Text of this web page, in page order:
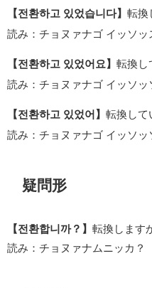
【전환하고 있었습니다】 転換
読み：チョヌァナゴ イッソッ
【전환하고 있었어요】 転換し
読み：チョヌァナゴ イッソッ
【전환하고 있었어】 転換して
読み：チョヌァナゴ イッソッ
疑問形
【전환합니까？】 転換します
読み：チョヌァナムニッカ？